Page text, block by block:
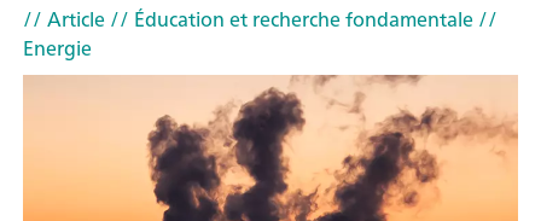
// Article// Éducation et recherche fondamentale//
Energie